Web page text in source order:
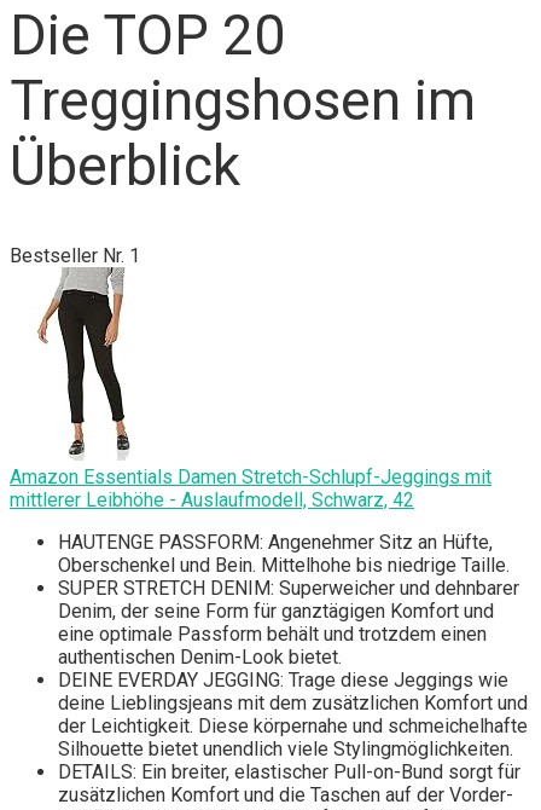
Die TOP 20
Treggingshosen im
Überblick
Bestseller Nr. 1
Amazon Essentials Damen Stretch-Schlupf-Jeggings mit
mittlerer Leibhöhe - Auslaufmodell, Schwarz, 42
HAUTENGE PASSFORM: Angenehmer Sitz an Hüfte,
Oberschenkel und Bein. Mittelhohe bis niedrige Taille.
SUPER STRETCH DENIM: Superweicher und dehnbarer
Denim, der seine Form für ganztägigen Komfort und
eine optimale Passform behält und trotzdem einen
authentischen Denim-Look bietet.
DEINE EVERDAY JEGGING: Trage diese Jeggings wie
deine Lieblingsjeans mit dem zusätzlichen Komfort und
der Leichtigkeit. Diese körpernahe und schmeichelhafte
Silhouette bietet unendlich viele Stylingmöglichkeiten.
DETAILS: Ein breiter, elastischer Pull-on-Bund sorgt für
zusätzlichen Komfort und die Taschen auf der Vorder-